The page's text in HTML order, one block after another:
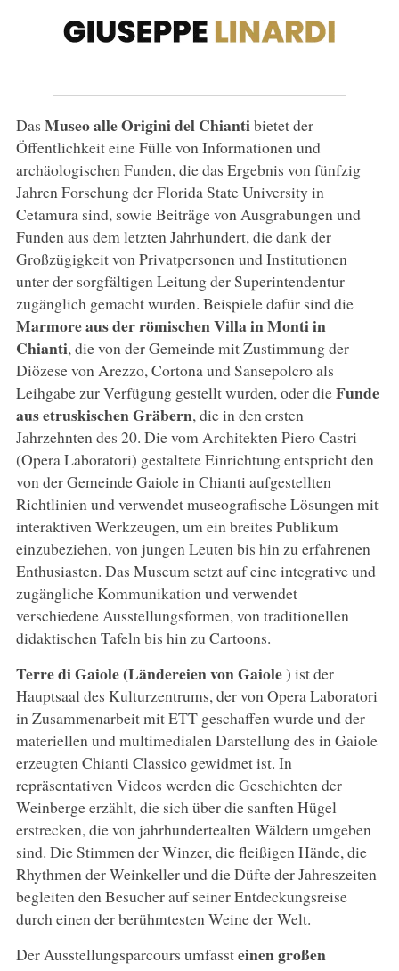
Das Museo alle Origini del Chiantibietet der
Öffentlichkeit eine Fülle von Informationen und
archäologischen Funden, die das Ergebnis von fünfzig
Jahren Forschung der Florida State University in
Cetamura sind, sowie Beiträge von Ausgrabungen und
Funden aus dem letzten Jahrhundert, die dank der
Großzügigkeit von Privatpersonen und Institutionen
unter der sorgfältigen Leitung der Superintendentur
zugänglich gemacht wurden. Beispiele dafür sind die
Marmore aus der römischen Villa in Monti in
Chianti, die von der Gemeinde mit Zustimmung der
Diözese von Arezzo, Cortona und Sansepolcro als
Leihgabe zur Verfügung gestellt wurden, oder dieFunde
aus etruskischen Gräbern, die in den ersten
Jahrzehnten des 20. Die vom Architekten Piero Castri
(Opera Laboratori) gestaltete Einrichtung entspricht den
von der Gemeinde Gaiole in Chianti aufgestellten
Richtlinien und verwendet museografische Lösungen mit
interaktiven Werkzeugen, um ein breites Publikum
einzubeziehen, von jungen Leuten bis hin zu erfahrenen
Enthusiasten. Das Museum setzt auf eine integrative und
zugängliche Kommunikation und verwendet
verschiedene Ausstellungsformen, von traditionellen
didaktischen Tafeln bis hin zu Cartoons.
Terre di Gaiole (Ländereien von Gaiole) ist der
Hauptsaal des Kulturzentrums, der von Opera Laboratori
in Zusammenarbeit mit ETT geschaffen wurde und der
materiellen und multimedialen Darstellung des in Gaiole
erzeugten Chianti Classico gewidmet ist. In
repräsentativen Videos werden die Geschichten der
Weinberge erzählt, die sich über die sanften Hügel
erstrecken, die von jahrhundertealten Wäldern umgeben
sind. Die Stimmen der Winzer, die fleißigen Hände, die
Rhythmen der Weinkeller und die Düfte der Jahreszeiten
begleiten den Besucher auf seiner Entdeckungsreise
durch einen der berühmtesten Weine der Welt.
Der Ausstellungsparcours umfassteinen großen